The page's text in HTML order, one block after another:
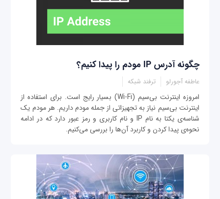
چگونه آدرس IP مودم را پیدا کنیم؟
عاطفه آجورلو ترفند شبکه
امروزه اینترنت بی‌سیم (Wi-Fi) بسیار رایج است. برای استفاده از
اینترنت بی‌سیم نیاز به تجهیزاتی از جمله مودم داریم. هر مودم یک
شناسه‌ی یکتا به نام IP و نام کاربری و رمز عبور دارد که در ادامه
نحوه‌ی پیدا کردن و کاربرد آن‌ها را بررسی می‌کنیم.